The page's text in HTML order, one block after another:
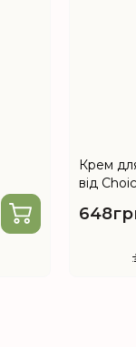
Крем
від